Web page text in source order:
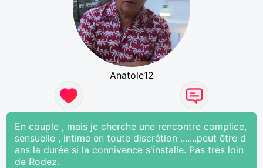
Anatole12
En couple , mais je cherche une rencontre complice,
sensuelle , intime en toute discrétion .......peut être d
ans la durée si la connivence s'installe. Pas très loin
de Rodez.